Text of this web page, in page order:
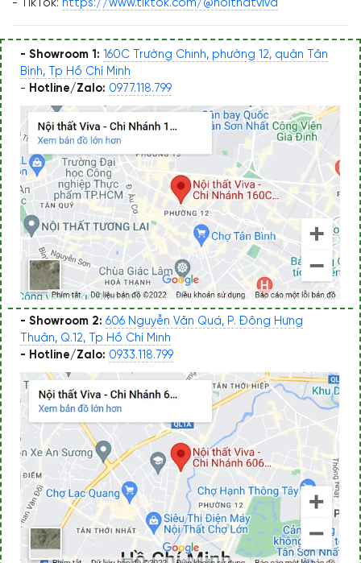
- TikTok: https://www.tiktok.com/@noithatviva
- Showroom 1: 160C Trường Chinh, phường 12, quận Tân
Bình, Tp Hồ Chí Minh
- Hotline/Zalo: 0977.118.799
- Showroom 2: 606 Nguyễn Văn Quá, P. Đông Hưng
Thuận, Q.12, Tp Hồ Chí Minh
- Hotline/Zalo: 0933.118.799